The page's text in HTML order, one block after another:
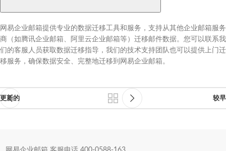
网易企业邮箱提供专业的数据迁移工具和服务，支持从其他企业邮箱服务
商（如腾讯企业邮箱、阿里云企业邮箱等）迁移邮件数据。您可以联系我
们的客服人员获取数据迁移指导，我们的技术支持团队也可以提供上门迁
移服务，确保数据安全、完整地迁移到网易企业邮箱。
更新的 较早